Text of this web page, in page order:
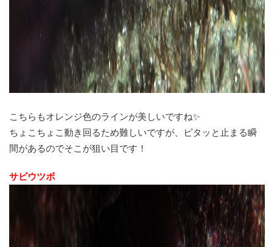
こちらもオレンジ色のラインが美しいですね✨
ちょこちょこ動き回るため難しいですが、ピタッと止まる瞬
間があるのでそこが狙い目です！
サビウツボ